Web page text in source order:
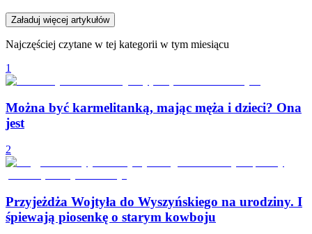
Załaduj więcej artykułów
Najczęściej czytane w tej kategorii w tym miesiącu
1
Można być karmelitanką, mając męża i dzieci? Ona
jest
2
Przyjeżdża Wojtyła do Wyszyńskiego na urodziny. I
śpiewają piosenkę o starym kowboju